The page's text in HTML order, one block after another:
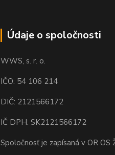
Údaje o spoločnosti
WWS, s. r. o.
IČO: 54 106 214
DIČ: 2121566172
IČ DPH: SK2121566172
Spoločnosť je zapísaná v OR OS